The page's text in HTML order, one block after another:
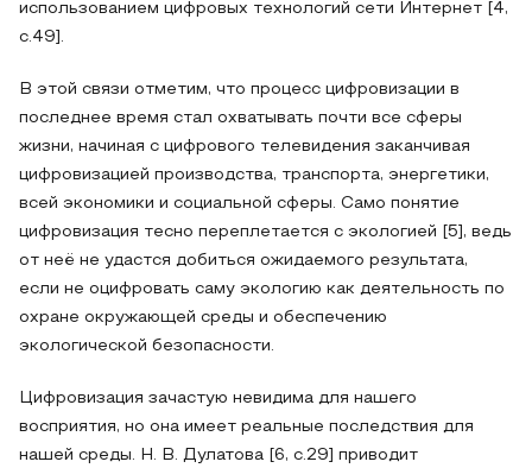
использованием цифровых технологий сети Интернет [4,
с.49].
В этой связи отметим, что процесс цифровизации в
последнее время стал охватывать почти все сферы
жизни, начиная с цифрового телевидения заканчивая
цифровизацией производства, транспорта, энергетики,
всей экономики и социальной сферы. Само понятие
цифровизация тесно переплетается с экологией [5], ведь
от неё не удастся добиться ожидаемого результата,
если не оцифровать саму экологию как деятельность по
охране окружающей среды и обеспечению
экологической безопасности.
Цифровизация зачастую невидима для нашего
восприятия, но она имеет реальные последствия для
нашей среды. Н. В. Дулатова [6, с.29] приводит